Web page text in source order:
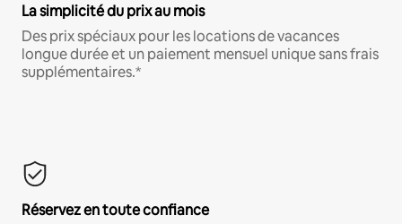
La simplicité du prix au mois
Des prix spéciaux pour les locations de vacances
longue durée et un paiement mensuel unique sans frais
supplémentaires.*
Réservez en toute confiance